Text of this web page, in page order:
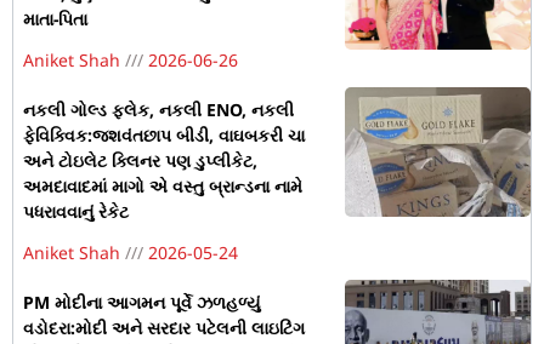
માતા-પિતા
Aniket Shah
2026-06-26
નકલી ગોલ્ડ ફ્લેક, નકલી ENO, નકલી
ફેવિક્વિક:જશવંતછાપ બીડી, વાઘબકરી ચા
અને ટોઇલેટ ક્લિનર પણ ડુપ્લીકેટ,
અમદાવાદમાં માગો એ વસ્તુ બ્રાન્ડના નામે
પધરાવવાનું રેકેટ
Aniket Shah
2026-05-24
PM મોદીના આગમન પૂર્વે ઝળહળ્યું
વડોદરા:મોદી અને સરદાર પટેલની લાઇટિંગ